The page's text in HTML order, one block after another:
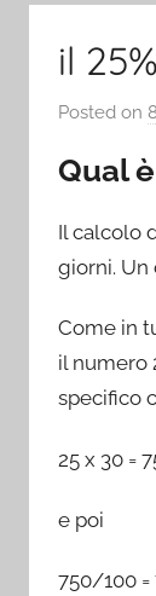
il
Posted on
Qual
Il calcolo
giorni. Un
Come in
il numero
specifico
25 x 30 =
e poi
750/100 =